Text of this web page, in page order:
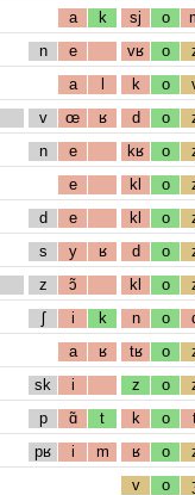
a k sj o
n e vʁ o
a l k o
v œ ʁ d o
n e kʁ o
e kl o
d e kl o
s y ʁ d o
z ɔ̃ kl o
ʃ i k n o
a ʁ tʁ o
sk i z o
p ɑ̃ t k o
pʁ i m ʁ o
v o